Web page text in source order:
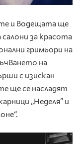
и водещата ще
за красота
гримьори на
на
с изискан
ще се насладят
„Неделя” и